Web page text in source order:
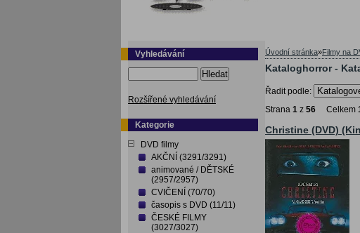
Vyhledávání
Hledat
Rozšířené vyhledávání
Kategorie
DVD filmy
AKČNÍ (3291/3291)
animované / DĚTSKÉ
(2957/2957)
CVIČENÍ (70/70)
časopis s DVD (11/11)
ČESKÉ FILMY
(3027/3027)
Úvodní stránka»Filmy na
Kataloghorror -
Řadit podle:
Strana 1 z 56 Celkem
Christine (DVD)